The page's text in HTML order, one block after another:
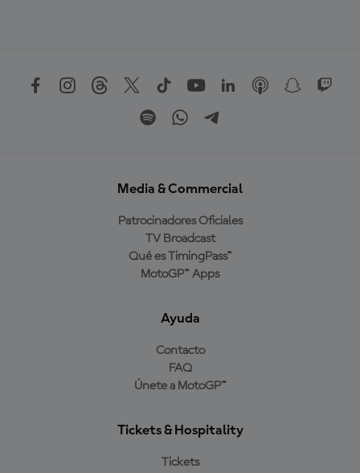
Media & Commercial
Patrocinadores Oficiales
TV Broadcast
Qué es TimingPass™
MotoGP™ Apps
Ayuda
Contacto
FAQ
Únete a MotoGP™
Tickets & Hospitality
Tickets